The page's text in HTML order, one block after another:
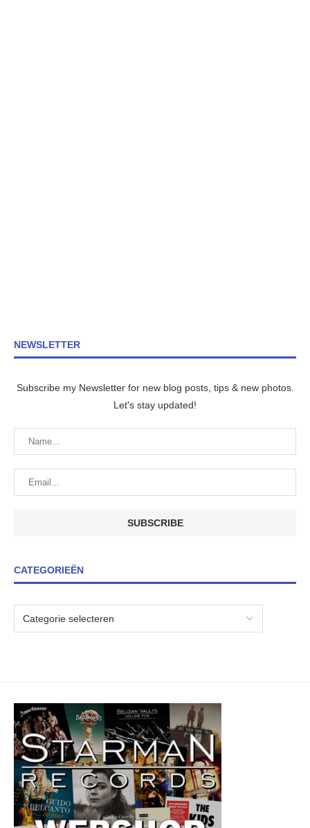
NEWSLETTER
Subscribe my Newsletter for new blog posts, tips & new photos.
Let's stay updated!
CATEGORIEËN